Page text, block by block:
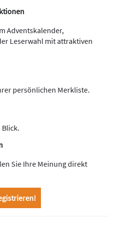
Adventskalender,
Leserwahl mit attraktiven
persönlichen Merkliste.
Sie Ihre Meinung direkt